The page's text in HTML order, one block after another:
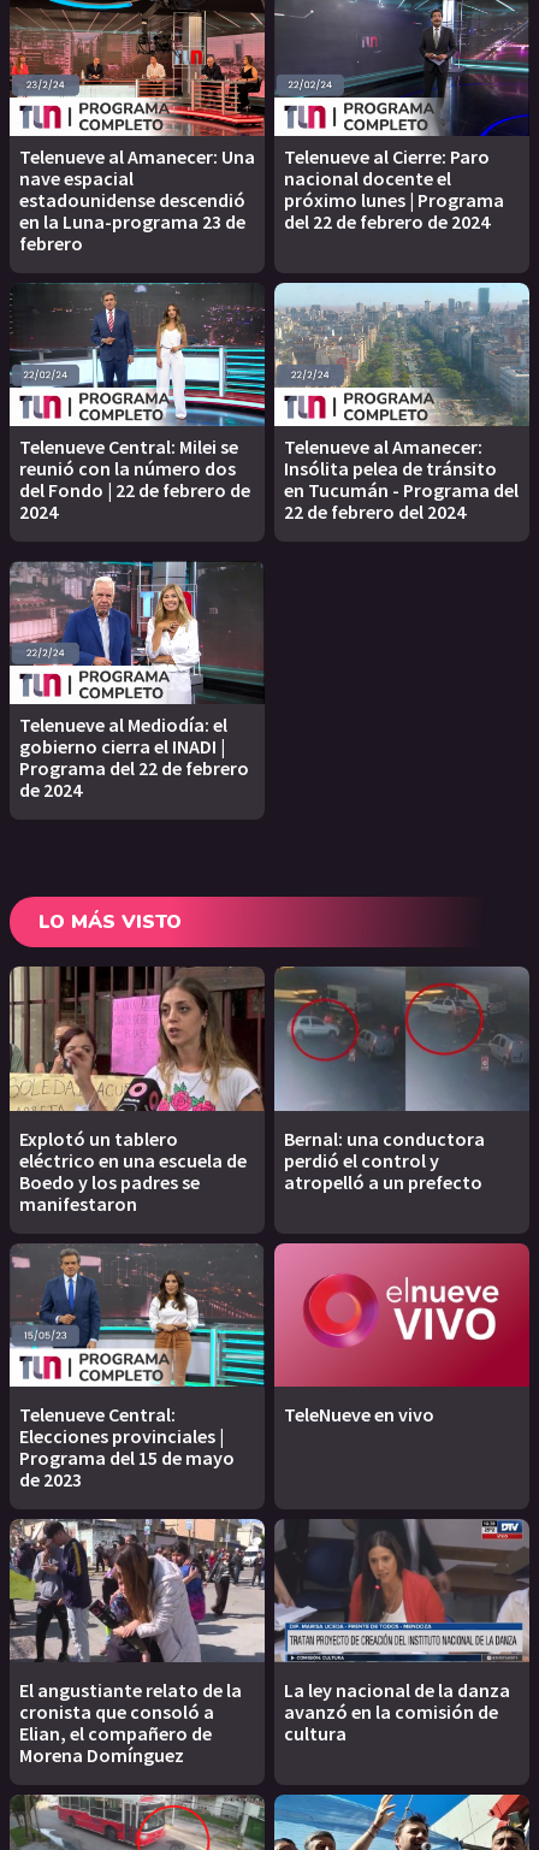
Telenueve al Amanecer: Una
nave espacial
estadounidense descendió
en la Luna-programa 23 de
febrero
Telenueve al Cierre: Paro
nacional docente el
próximo lunes | Programa
del 22 de febrero de 2024
Telenueve Central: Milei se
reunió con la número dos
del Fondo | 22 de febrero de
2024
Telenueve al Amanecer:
Insólita pelea de tránsito
en Tucumán - Programa del
22 de febrero del 2024
Telenueve al Mediodía: el
gobierno cierra el INADI |
Programa del 22 de febrero
de 2024
LO MÁS VISTO
Explotó un tablero
eléctrico en una escuela de
Boedo y los padres se
manifestaron
Bernal: una conductora
perdió el control y
atropelló a un prefecto
Telenueve Central:
Elecciones provinciales |
Programa del 15 de mayo
de 2023
TeleNueve en vivo
El angustiante relato de la
cronista que consoló a
Elian, el compañero de
Morena Domínguez
La ley nacional de la danza
avanzó en la comisión de
cultura